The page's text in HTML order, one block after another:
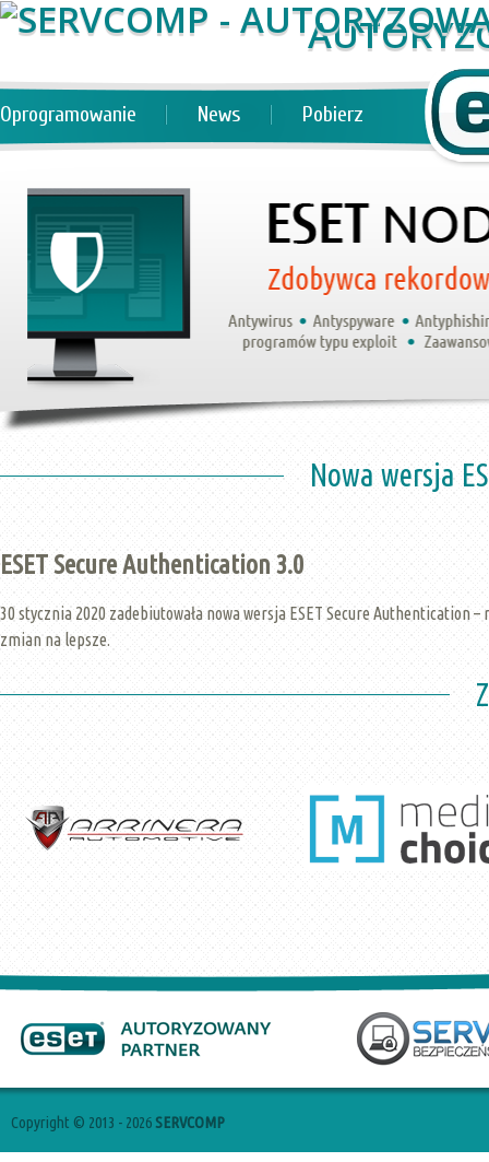
Oprogramowanie News Pobierz
Nowa wersja
ESET Secure Authentication 3.0
30 stycznia 2020 zadebiutowała nowa wersja ESET Secure Authentication
zmian na lepsze.
Copyright © 2013 - 2026 SERVCOMP